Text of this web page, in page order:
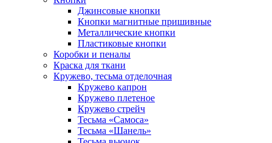
Джинсовые кнопки
Кнопки магнитные пришивные
Металлические кнопки
Пластиковые кнопки
Коробки и пеналы
Краска для ткани
Кружево, тесьма отделочная
Кружево капрон
Кружево плетеное
Кружево стрейч
Тесьма «Самоса»
Тесьма «Шанель»